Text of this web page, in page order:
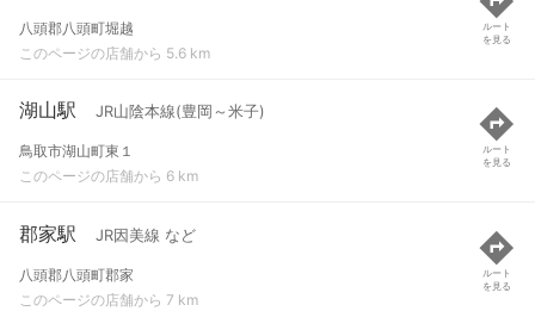
八頭郡八頭町堀越
このページの店舗から 5.6 km
ルート
を見る
湖山駅 JR山陰本線(豊岡～米子)
鳥取市湖山町東１
このページの店舗から 6 km
ルート
を見る
郡家駅 JR因美線 など
八頭郡八頭町郡家
このページの店舗から 7 km
ルート
を見る